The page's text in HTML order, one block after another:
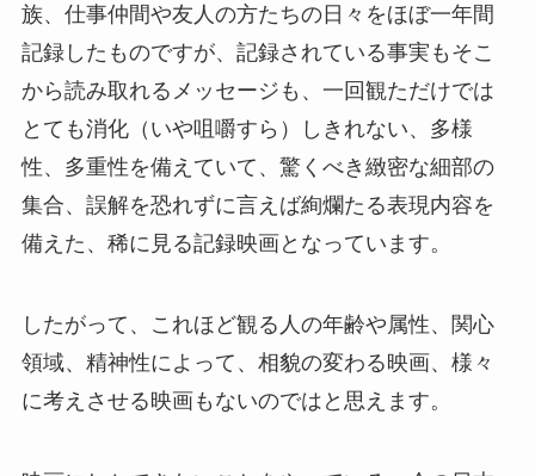
族、仕事仲間や友人の方たちの日々をほぼ一年間
記録したものですが、記録されている事実もそこ
から読み取れるメッセージも、一回観ただけでは
とても消化（いや咀嚼すら）しきれない、多様
性、多重性を備えていて、驚くべき緻密な細部の
集合、誤解を恐れずに言えば絢爛たる表現内容を
備えた、稀に見る記録映画となっています。
したがって、これほど観る人の年齢や属性、関心
領域、精神性によって、相貌の変わる映画、様々
に考えさせる映画もないのではと思えます。